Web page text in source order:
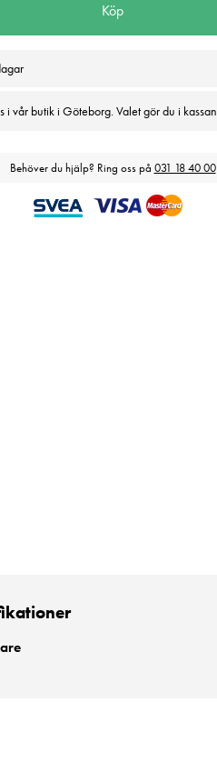
Köp
i vår butik i Göteborg. Valet gör du i kassan
Behöver du hjälp? Ring oss på 031 18 40 00